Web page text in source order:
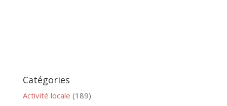
Catégories
Activité locale (189)